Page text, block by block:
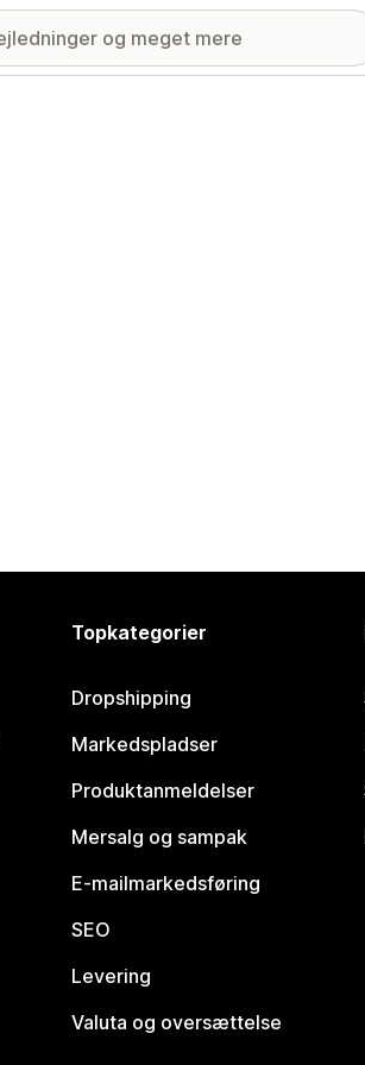
Topkategorier
Dropshipping
Markedspladser
Produktanmeldelser
Mersalg og sampak
E-mailmarkedsføring
SEO
Levering
Valuta og oversættelse